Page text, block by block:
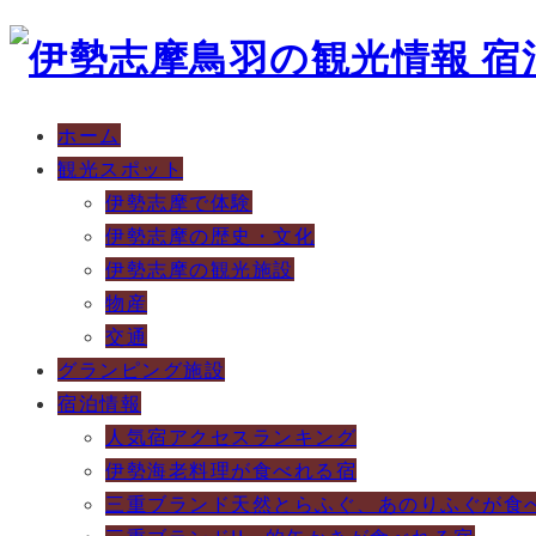
ホーム
観光スポット
伊勢志摩で体験
伊勢志摩の歴史・文化
伊勢志摩の観光施設
物産
交通
グランピング施設
宿泊情報
人気宿アクセスランキング
伊勢海老料理が食べれる宿
三重ブランド天然とらふぐ、あのりふぐが食